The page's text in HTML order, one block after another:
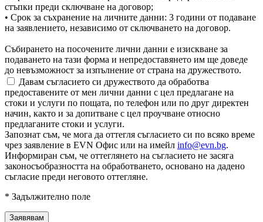
стъпки преди сключване на договор;
• Срок за съхранение на личните данни: 3 години от подаване
на заявлението, независимо от сключването на договор.
Събирането на посочените лични данни е изискване за
подаването на тази форма и непредоставянето им ще доведе
до невъзможност за изпълнение от страна на дружеството.
Давам съгласието си дружеството да обработва
предоставените от мен лични данни с цел предлагане на
стоки и услуги по пощата, по телефон или по друг директен
начин, както и за допитване с цел проучване относно
предлаганите стоки и услуги.
Запознат съм, че мога да оттегля съгласието си по всяко време
чрез заявление в EVN Офис или на имейл info@evn.bg.
Информиран съм, че оттеглянето на съгласието не засяга
законосъобразността на обработването, основано на дадено
съгласие преди неговото оттегляне.
* Задължително поле